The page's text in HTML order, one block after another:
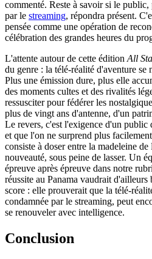
commenté. Reste à savoir si le
par le streaming, répondra présent.
pensée comme une opération de
célébration des grandes heures du
L'attente autour de cette édition All
du genre : la télé-réalité d'aventure se
Plus une émission dure, plus elle
des moments cultes et des rivalités
ressusciter pour fédérer les
plus de vingt ans d'antenne, d'un
Le revers, c'est l'exigence d'un
et que l'on ne surprend plus
consiste à doser entre la madeleine
nouveauté, sous peine de lasser. Un
épreuve après épreuve dans notre
réussite au Panama vaudrait
score : elle prouverait que la télé-
condamnée par le streaming, peut
se renouveler avec intelligence.
Conclusion